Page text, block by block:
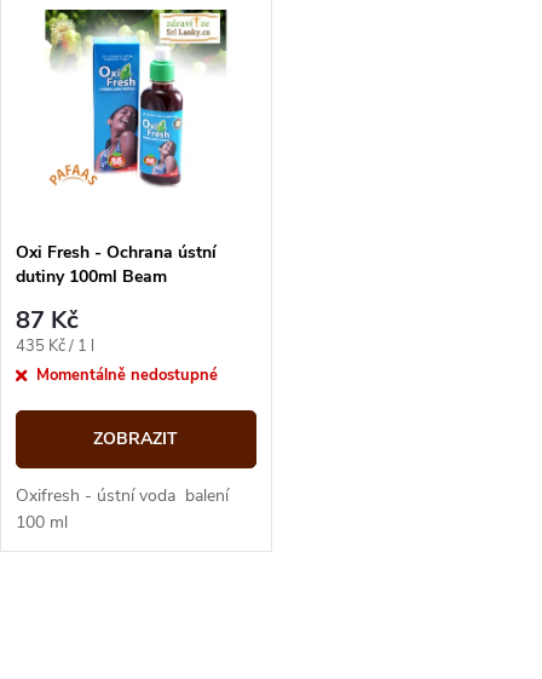
Oxi Fresh - Ochrana ústní
dutiny 100ml Beam
87 Kč
Měrná
cena:
435 Kč / 1 l
Momentálně nedostupné
ZOBRAZIT
Oxifresh - ústní voda balení
100 ml